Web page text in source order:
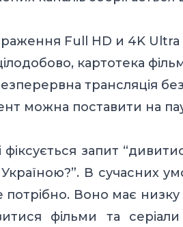
Full HD и 4K Ultra
картотека
трансляція
можна поставити на
фіксується запит
Україною?”. В сучасних
Воно має низку
фільми та